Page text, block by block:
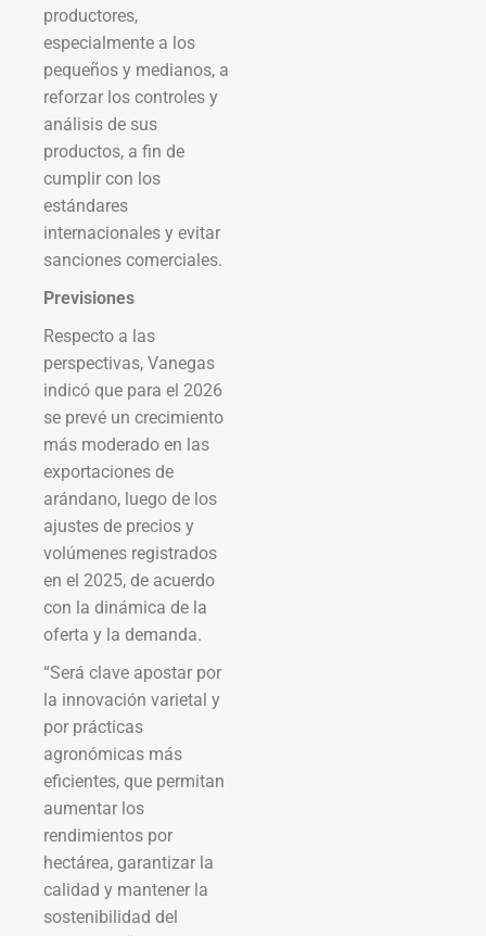
productores,
especialmente a los
pequeños y medianos, a
reforzar los controles y
análisis de sus
productos, a fin de
cumplir con los
estándares
internacionales y evitar
sanciones comerciales.
Previsiones
Respecto a las
perspectivas, Vanegas
indicó que para el 2026
se prevé un crecimiento
más moderado en las
exportaciones de
arándano, luego de los
ajustes de precios y
volúmenes registrados
en el 2025, de acuerdo
con la dinámica de la
oferta y la demanda.
“Será clave apostar por
la innovación varietal y
por prácticas
agronómicas más
eficientes, que permitan
aumentar los
rendimientos por
hectárea, garantizar la
calidad y mantener la
sostenibilidad del